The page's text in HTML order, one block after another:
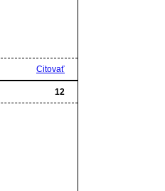
Citovať
12